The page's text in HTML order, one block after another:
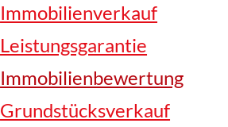
Immobilienverkauf
Leistungsgarantie
Immobilienbewertung
Grundstücksverkauf